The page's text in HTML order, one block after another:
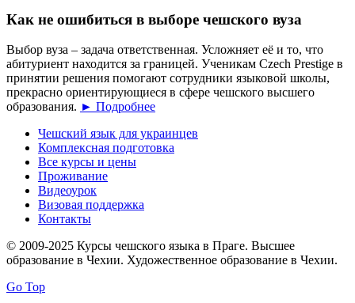
Как не ошибиться в выборе чешского вуза
Выбор вуза – задача ответственная. Усложняет её и то, что
абитуриент находится за границей. Ученикам Czech Prestige в
принятии решения помогают сотрудники языковой школы,
прекрасно ориентирующиеся в сфере чешского высшего
образования. ► Подробнее
Чешский язык для украинцев
Комплексная подготовка
Все курсы и цены
Проживание
Видеоурок
Визовая поддержка
Контакты
© 2009-2025 Курсы чешского языка в Праге. Высшее
образование в Чехии. Художественное образование в Чехии.
Go Top